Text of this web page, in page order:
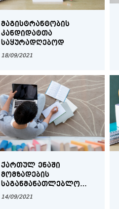
ᲛᲐᲒᲘᲡᲢᲠᲐᲜᲢᲝᲑᲘᲡ
ᲙᲐᲜᲓᲘᲓᲐᲢᲗᲐ
ᲡᲐᲧᲣᲠᲐᲓᲦᲔᲑᲝᲓ
18/09/2021
ᲥᲐᲠᲗᲣᲚ ᲔᲜᲐᲨᲘ
ᲛᲝᲛᲖᲐᲓᲔᲑᲘᲡ
ᲡᲐᲒᲐᲜᲛᲐᲜᲐᲗᲚᲔᲑᲚᲝ
ᲞᲠᲝᲒᲠᲐᲛᲘᲓᲐᲜ
14/09/2021